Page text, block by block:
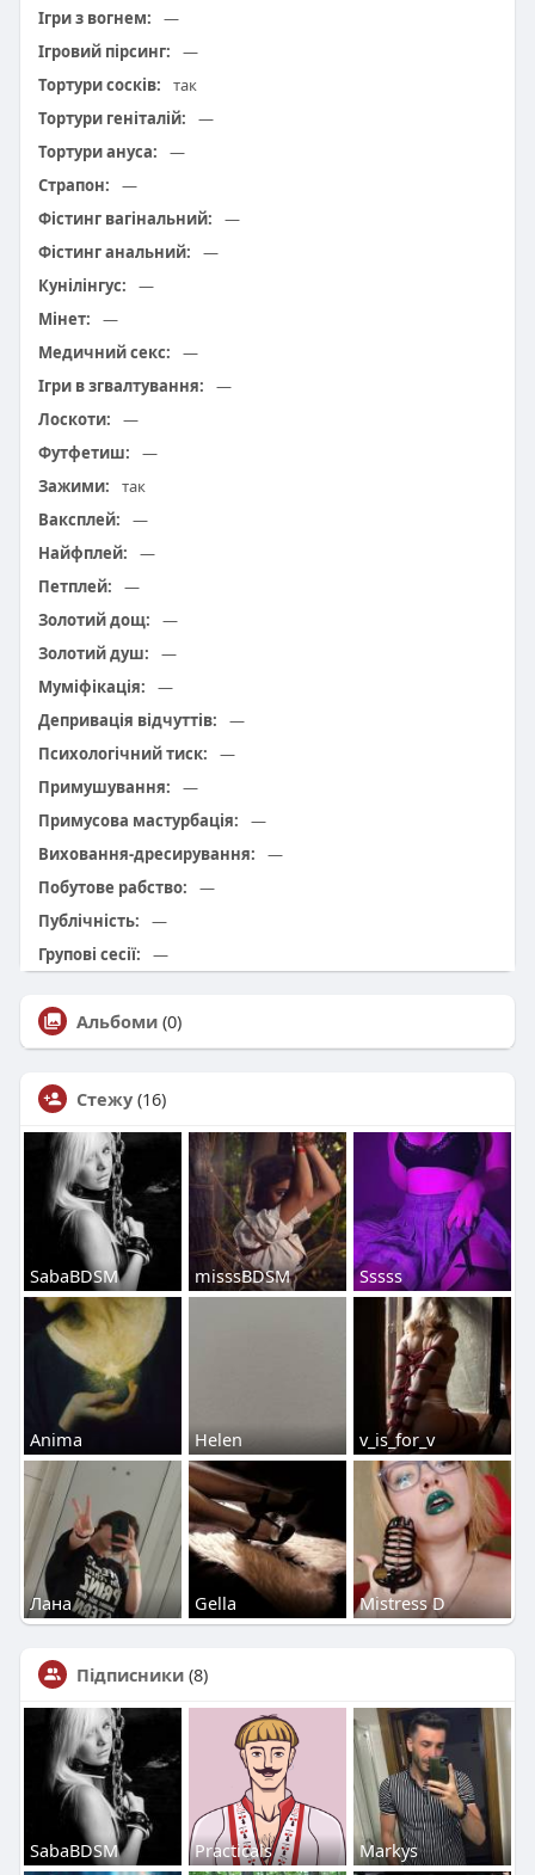
Ігри з вогнем:
—
Ігровий пірсинг:
—
Тортури сосків:
так
Тортури геніталій:
—
Тортури ануса:
—
Страпон:
—
Фістинг вагінальний:
—
Фістинг анальний:
—
Кунілінгус:
—
Мінет:
—
Медичний секс:
—
Ігри в згвалтування:
—
Лоскоти:
—
Футфетиш:
—
Зажими:
так
Ваксплей:
—
Найфплей:
—
Петплей:
—
Золотий дощ:
—
Золотий душ:
—
Муміфікація:
—
Депривація відчуттів:
—
Психологічний тиск:
—
Примушування:
—
Примусова мастурбація:
—
Виховання-дресирування:
—
Побутове рабство:
—
Публічність:
—
Групові сесії:
—
Альбоми (0)
Стежу (16)
SabaBDSM misssBDSM Sssss
Аnima Helen v_is_for_v
Лана Gella Mistress D
Підписники (8)
SabaBDSM Practicals Markys